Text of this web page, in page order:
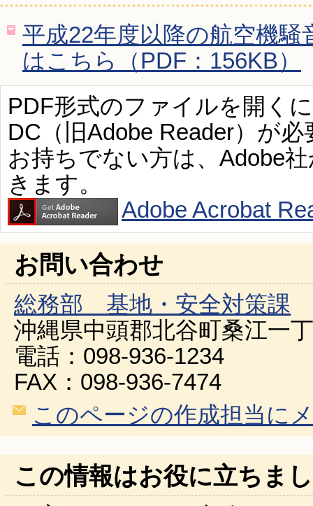
平成22年度以降の航空機
はこちら（PDF：156KB）
PDF形式のファイルを開く
DC（旧Adobe Reader）が必
お持ちでない方は、Adobe
きます。
Adobe Acrobat
お問い合わせ
総務部 基地・安全対策課
沖縄県中頭郡北谷町桑江一
電話：098-936-1234
FAX：098-936-7474
このページの作成担当に
この情報はお役に立ちま